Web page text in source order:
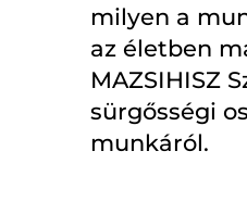
milyen a
az életben
MAZSIHISZ
sürgősségi
munkáról.